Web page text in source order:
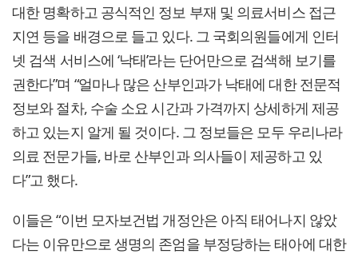
대한 명확하고 공식적인 정보 부재 및 의료서비스 접근
지연 등을 배경으로 들고 있다. 그 국회의원들에게 인터
넷 검색 서비스에 ‘낙태’라는 단어만으로 검색해 보기를
권한다”며 “얼마나 많은 산부인과가 낙태에 대한 전문적
정보와 절차, 수술 소요 시간과 가격까지 상세하게 제공
하고 있는지 알게 될 것이다. 그 정보들은 모두 우리나라
의료 전문가들, 바로 산부인과 의사들이 제공하고 있
다”고 했다.
이들은 “이번 모자보건법 개정안은 아직 태어나지 않았
다는 이유만으로 생명의 존엄을 부정당하는 태아에 대한